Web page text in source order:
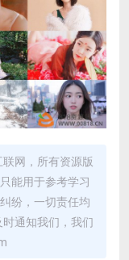
网，所有资源版
能用于参考学习
纷，一切责任均
通知我们，我们